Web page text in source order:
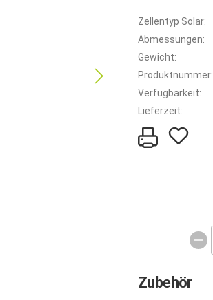
Zellentyp Solar:
Abmessungen:
Gewicht:
Produktnummer:
Verfügbarkeit:
Lieferzeit:
Zubehör